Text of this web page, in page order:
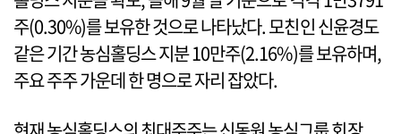
주(0.30%)를 보유한 것으로 나타났다. 모친인 신윤경도
같은 기간 농심홀딩스 지분 10만주(2.16%)를 보유하며,
주요 주주 가운데 한 명으로 자리 잡았다.